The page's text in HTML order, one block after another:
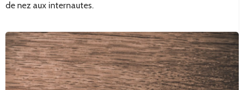
de nez aux internautes.